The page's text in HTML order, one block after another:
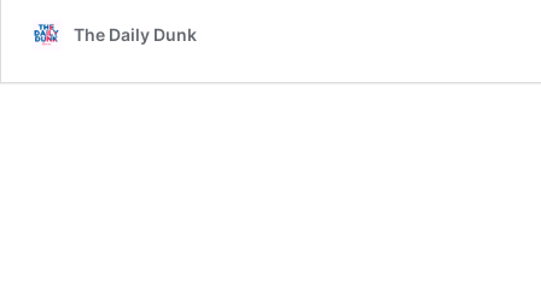
The Daily Dunk